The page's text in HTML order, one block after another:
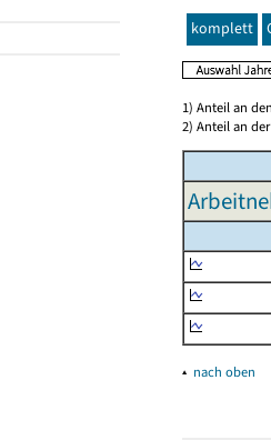
komplett
1) Anteil an
2) Anteil an
▴ nach oben